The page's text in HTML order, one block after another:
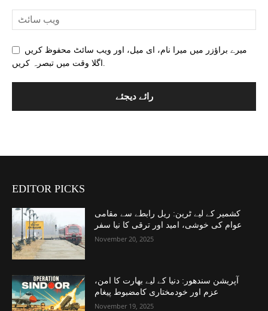
میرے براؤزر میں میرا نام، ای میل، اور ویب سائٹ محفوظ کریں
EDITOR PICKS
کشمیر کے لیے ٹرین: ریل رابطے سے مقامی
عوام کی خوشی، امید اور ترقی کا نیا سفر
November 20, 2025
آپریشن سندھور: دنیا کے لیے بھارت کا امن،
عزم اور خودمختاری کامضبوط پیغام
November 19, 2025